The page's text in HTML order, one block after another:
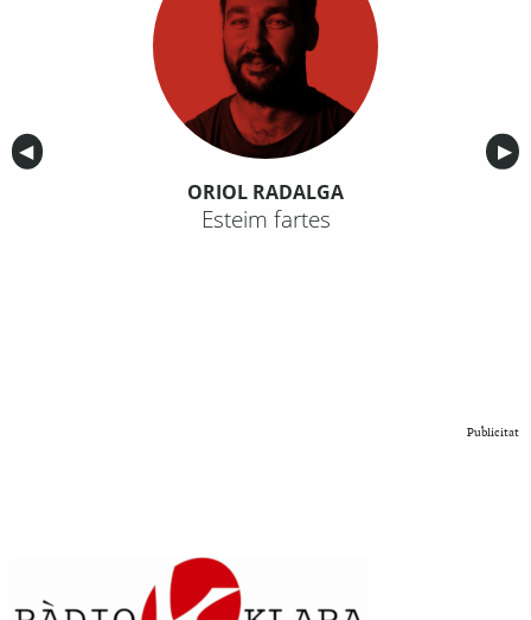
Anterior
◀︎ ▶︎
ORIOL RADALGA
Esteim fartes
Publicitat